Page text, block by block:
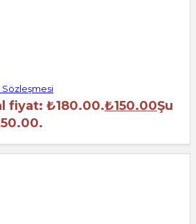
Sözleşmesi
fiyat: ₺180.00.₺150.00Şu